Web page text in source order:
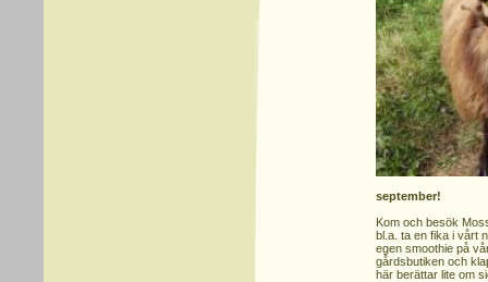
september!
Kom och besök
bl.a. ta en fika i vårt
egen smoothie på
gårdsbutiken och
här berättar lite om